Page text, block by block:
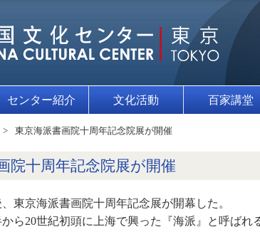
センター紹介 文化活動 百家講堂
東京海派書画院⼗周年記念院展が開催
院⼗周年記念院展が開催
東京海派書画院十周年記念展が開幕した。
ら20世紀初頭に上海で興った『海派』と呼ば